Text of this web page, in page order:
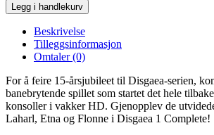
Legg i handlekurv
Beskrivelse
Tilleggsinformasjon
Omtaler (0)
For å feire 15-årsjubileet til Disgaea-serien,
banebrytende spillet som startet det hele
konsoller i vakker HD. Gjenopplev de
Laharl, Etna og Flonne i Disgaea 1 Complete!